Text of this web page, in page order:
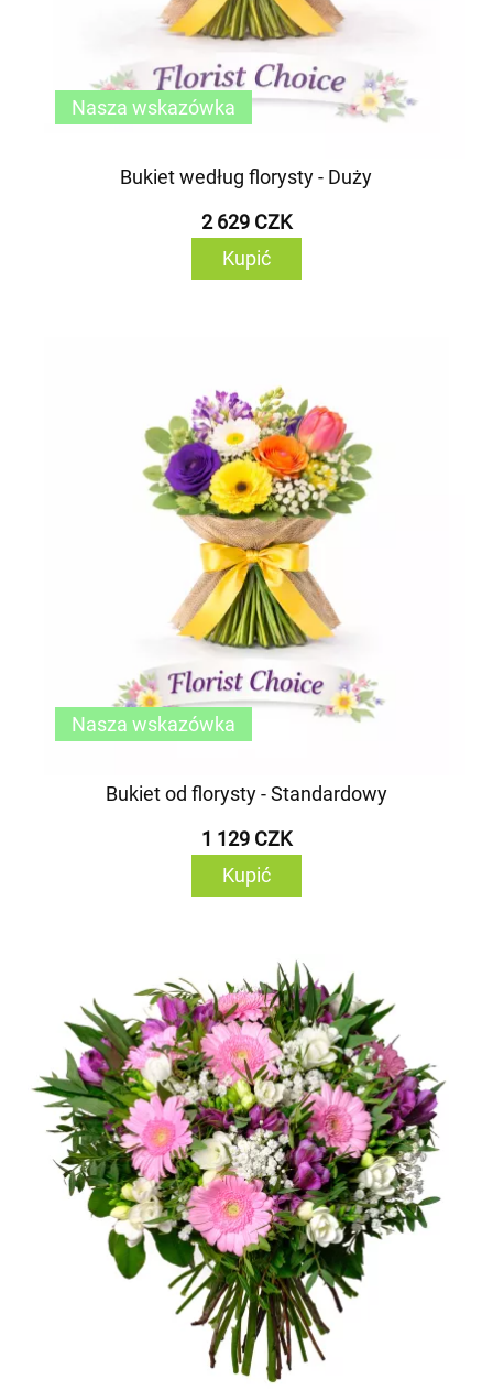
Bukiet według florysty - Duży
2 629 CZK
Kupić
Nasza wskazówka
Bukiet od florysty - Standardowy
1 129 CZK
Kupić
Nasza wskazówka